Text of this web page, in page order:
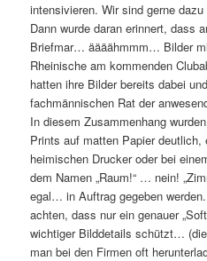
intensivieren. Wir sind gerne dazu
Dann wurde daran erinnert, dass
Briefmar… äääähmmm… Bilder
Rheinische am kommenden
hatten ihre Bilder bereits dabei
fachmännischen Rat der
In diesem Zusammenhang
Prints auf matten Papier deutlich,
heimischen Drucker oder bei
dem Namen „Raum!“ … nein!
egal… in Auftrag gegeben
achten, dass nur ein genauer
wichtiger Bilddetails schützt…
man bei den Firmen oft